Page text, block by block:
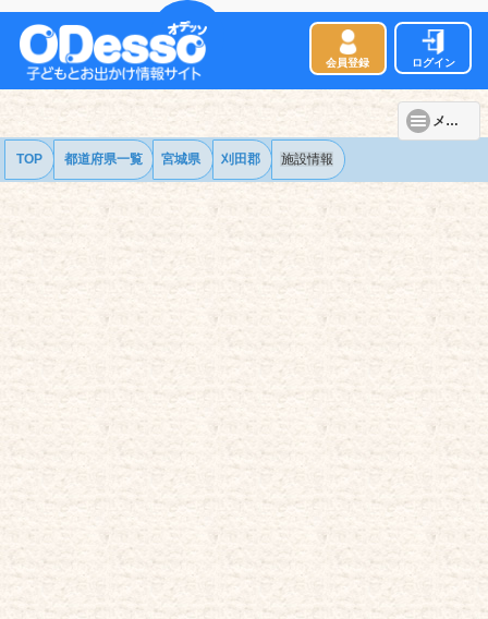
会員登録 ログイン
メニュー
TOP 都道府県一覧 宮城県 刈田郡 施設情報